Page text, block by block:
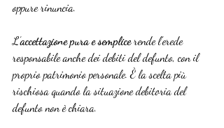
oppure rinuncia.
L’accettazione pura e semplice rende l’erede
responsabile anche dei debiti del defunto, con il
proprio patrimonio personale. È la scelta più
rischiosa quando la situazione debitoria del
defunto non è chiara.